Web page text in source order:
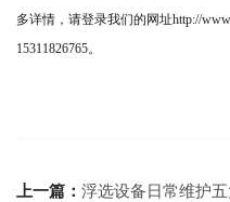
多详情， 请登录我们的网址http://
15311826765。
上一篇： 浮选设备日常维护五